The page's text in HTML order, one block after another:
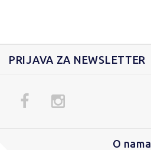
PRIJAVA ZA NEWSLETTER
O nama